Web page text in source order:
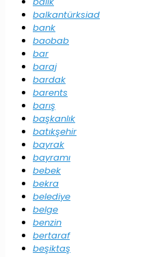
balkantürksiad
bank
baobab
bar
baraj
bardak
barents
barış
başkanlık
batıkşehir
bayrak
bayramı
bebek
bekra
belediye
belge
benzin
bertaraf
beşiktaş